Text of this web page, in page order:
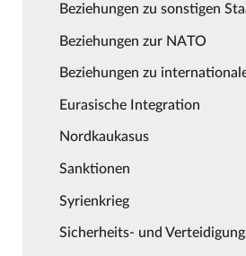
Beziehungen zu sonstigen
Beziehungen zur NATO
Beziehungen zu
Eurasische Integration
Nordkaukasus
Sanktionen
Syrienkrieg
Sicherheits- und